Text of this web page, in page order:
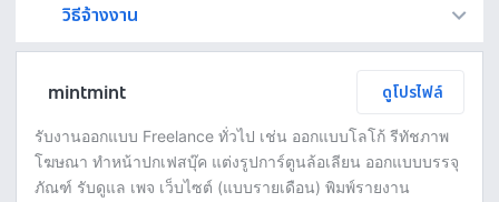
วิธีจ้างงาน
mintmint ดูโปรไฟล์
รับงานออกแบบ Freelance ทั่วไป เช่น ออกแบบโลโก้ รีทัชภาพ
โฆษณา ทำหน้าปกเฟสบุ๊ค แต่งรูปการ์ตูนล้อเลียน ออกแบบบรรจุ
ภัณฑ์ รับดูแล เพจ เว็บไซต์ (แบบรายเดือน) พิมพ์รายงาน